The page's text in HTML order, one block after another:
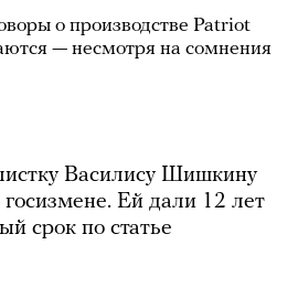
о производстве Patriot
— несмотря на сомнения
Василису Шишкину
госизмене. Ей дали 12 лет
срок по статье